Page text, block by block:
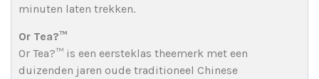
minuten laten trekken.
Or Tea?™
Or Tea?™ is een eersteklas theemerk met een
duizenden jaren oude traditioneel Chinese